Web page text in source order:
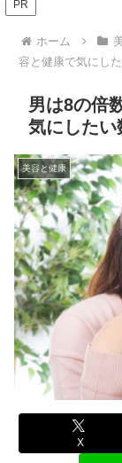
PR
ホーム
容と健康で気にし
男は8の倍
気にしたい
美容と健康
X